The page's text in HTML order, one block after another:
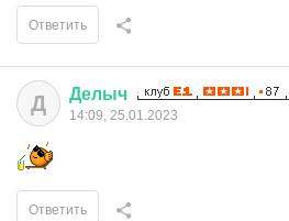
Ответить
Д Делыч
14:09, 25.01.2023
Ответить